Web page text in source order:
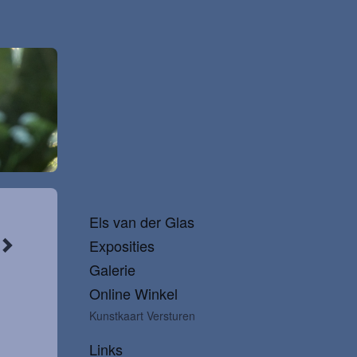
Els van der Glas
Exposities
Galerie
Online Winkel
Kunstkaart Versturen
Links